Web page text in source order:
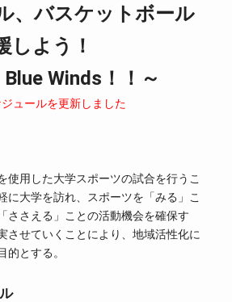
、バスケットボール
しよう！
Blue Winds！！～
ュールを更新しました
使用した大学スポーツの試合を行うこ
に大学を訪れ、スポーツを「みる」こ
ささえる」ことの活動機会を確保す
させていくことにより、地域活性化に
的とする。